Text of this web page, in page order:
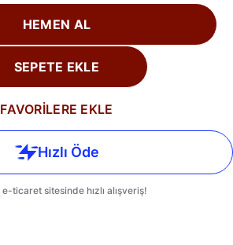
HEMEN AL
SEPETE EKLE
FAVORİLERE EKLE